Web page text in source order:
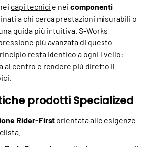
capi tecnici e nei componenti
a chi cerca prestazioni misurabili o
guida più intuitiva. S-Works
più avanzata di questo
resta identico a ogni livello:
al centro e rendere più diretto il
prodotti Specialized
Rider-First orientata alle esigenze